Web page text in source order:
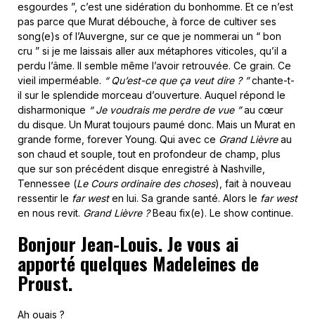
esgourdes ”, c’est une sidération du bonhomme. Et ce n’est
pas parce que Murat débouche, à force de cultiver ses
song(e)s of l’Auvergne, sur ce que je nommerai un “ bon
cru ” si je me laissais aller aux métaphores viticoles, qu’il a
perdu l’âme. Il semble même l’avoir retrouvée. Ce grain. Ce
vieil imperméable. “ Qu’est-ce que ça veut dire ? ”chante-t-
il sur le splendide morceau d’ouverture. Auquel répond le
disharmonique “ Je voudrais me perdre de vue ”au cœur
du disque. Un Murat toujours paumé donc. Mais un Murat en
grande forme, forever Young. Qui avec ce Grand Lièvreau
son chaud et souple, tout en profondeur de champ, plus
que sur son précédent disque enregistré à Nashville,
Tennessee (Le Cours ordinaire des choses), fait à nouveau
ressentir le far westen lui. Sa grande santé. Alors le far west
en nous revit. Grand Lièvre ?Beau fix(e). Le show continue.
Bonjour Jean-Louis. Je vous ai
apporté quelques Madeleines de
Proust.
Ah ouais ?